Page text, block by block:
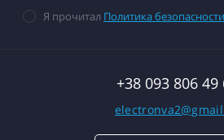
Я прочитал Политика безопасности
+38 093 806 49